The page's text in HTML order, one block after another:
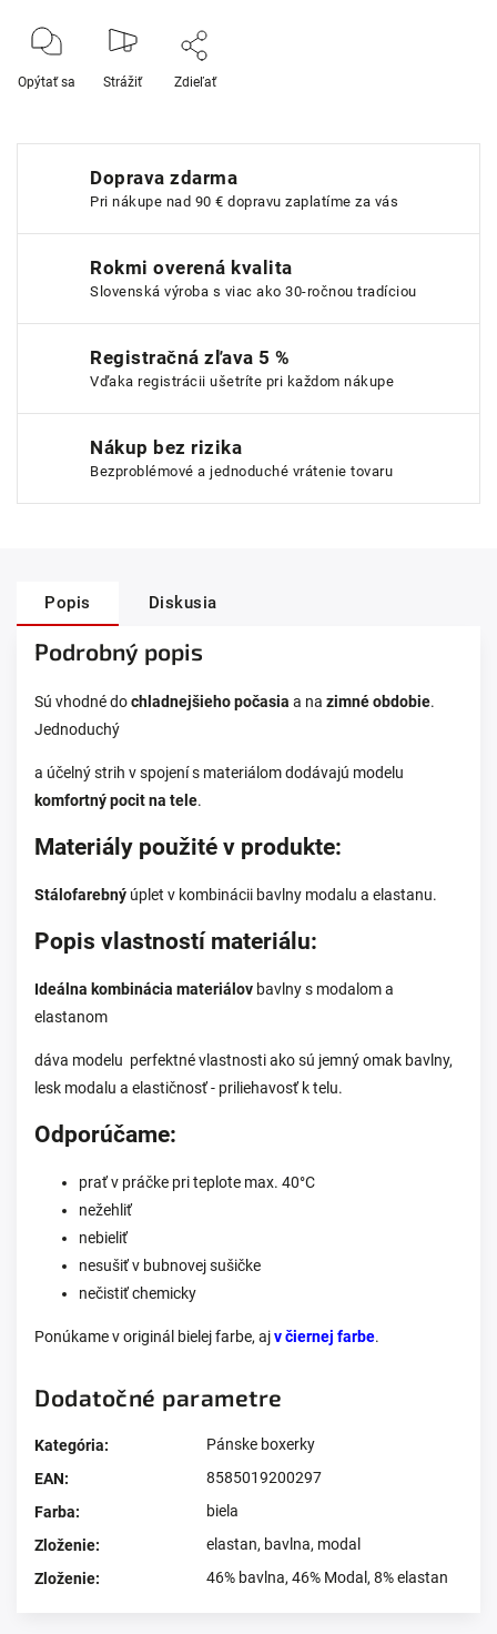
Opýtať sa Strážiť Zdieľať
Doprava zdarma
Pri nákupe nad 90 € dopravu zaplatíme za vás
Rokmi overená kvalita
Slovenská výroba s viac ako 30-ročnou tradíciou
Registračná zľava 5 %
Vďaka registrácii ušetríte pri každom nákupe
Nákup bez rizika
Bezproblémové a jednoduché vrátenie tovaru
Popis Diskusia
Podrobný popis
Sú vhodné dochladnejšieho počasia a na zimné obdobie.
Jednoduchý
a účelný strih v spojení s materiálom dodávajú modelu
komfortný pocit na tele.
Materiály použité v produkte:
Stálofarebný úplet v kombinácii bavlny modalu a elastanu.
Popis vlastností materiálu:
Ideálna kombinácia materiálov bavlny s modalom a
elastanom
dáva modelu perfektné vlastnosti ako sú jemný omak bavlny,
lesk modalu a elastičnosť - priliehavosť k telu.
Odporúčame:
prať v práčke pri teplote max. 40°C
nežehliť
nebieliť
nesušiť v bubnovej sušičke
nečistiť chemicky
Ponúkame v originál bielej farbe, ajv čiernej farbe.
Dodatočné parametre
Kategória:
Pánske boxerky
EAN:
8585019200297
Farba:
biela
Zloženie: elastan, bavlna, modal
Zloženie: 46% bavlna, 46% Modal, 8% elastan